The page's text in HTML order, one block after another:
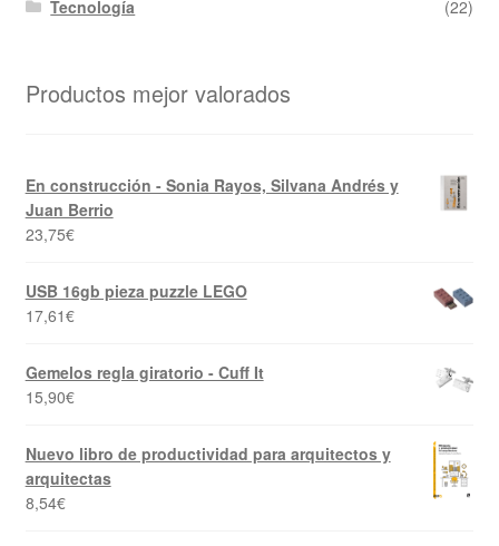
Tecnología (22)
Productos mejor valorados
En construcción - Sonia Rayos, Silvana Andrés y
Juan Berrio
23,75€
USB 16gb pieza puzzle LEGO
17,61€
Gemelos regla giratorio - Cuff It
15,90€
Nuevo libro de productividad para arquitectos y
arquitectas
8,54€